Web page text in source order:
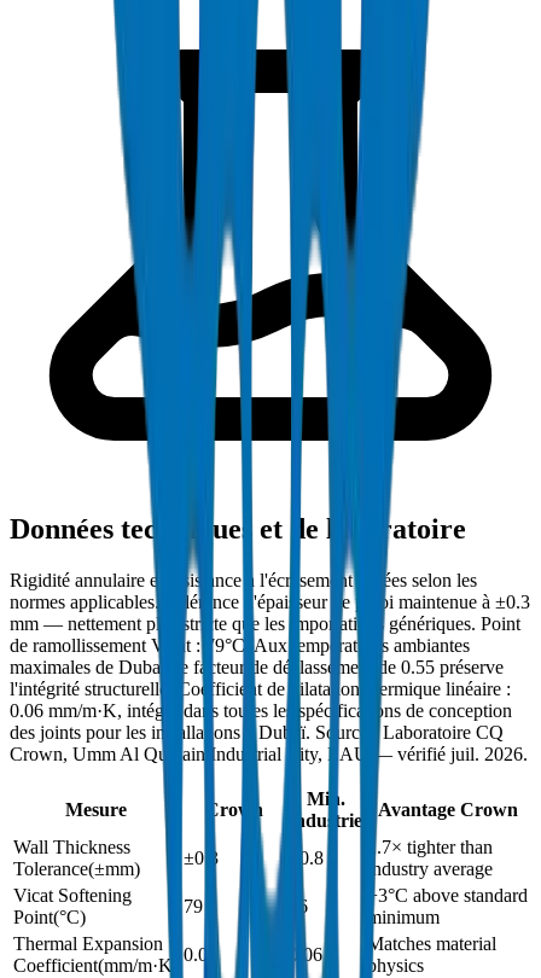
Données techniques et de laboratoire
Rigidité annulaire et résistance à l'écrasement testées selon les
normes applicables. Tolérance d'épaisseur de paroi maintenue à ±0.3
mm — nettement plus stricte que les importations génériques. Point
de ramollissement Vicat : 79°C. Aux températures ambiantes
maximales de Dubaï, le facteur de déclassement de 0.55 préserve
l'intégrité structurelle. Coefficient de dilatation thermique linéaire :
0.06 mm/m·K, intégré dans toutes les spécifications de conception
des joints pour les installations à Dubaï. Source : Laboratoire CQ
Crown, Umm Al Quwain Industrial City, EAU — vérifié juil. 2026.
Mesure Crown
Min.
industrie
Avantage Crown
Wall Thickness
Tolerance(±mm)
±0.3 ±0.8
2.7× tighter than
industry average
Vicat Softening
Point(°C)
79 76
+3°C above standard
minimum
Thermal Expansion
Coefficient(mm/m·K
0.06 0.06
Matches material
physics